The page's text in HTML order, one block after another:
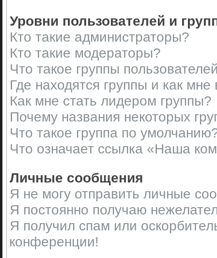
Уровни пользователей и
Кто такие администраторы?
Кто такие модераторы?
Что такое группы
Где находятся группы и как мне
Как мне стать лидером группы?
Почему названия некоторых
Что такое группа по
Что означает ссылка «Наша
Личные сообщения
Я не могу отправить личные
Я постоянно получаю
Я получил спам или
конференции!